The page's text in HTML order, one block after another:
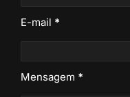
E-mail *
Mensagem *